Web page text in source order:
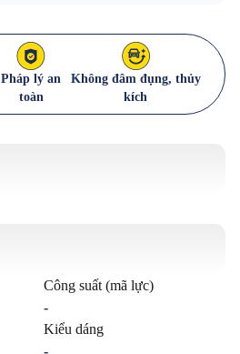
Pháp lý an
toàn
Không đâm đụng, thủy
kích
Công suất (mã lực)
-
Kiểu dáng
-